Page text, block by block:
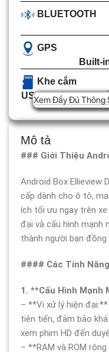
Mô tả
### Giới Thiệu
Android Box Ellieview
cấp dành cho ô tô,
ích tối ưu ngay trên
đại và cấu hình mạnh
thành người bạn
#### Các Tính
1. **Cấu Hình Mạnh
– **Vi xử lý hiện
tiên tiến, đảm bảo
xem phim HD đến
– **RAM và ROM
BLUETOOTH
GPS
Built-
Khe cắm
USB Type C, Khe
Xem Đầy Đủ Thông